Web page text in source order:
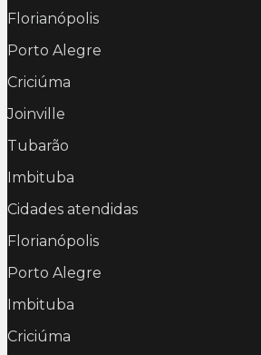
Florianópolis
Porto Alegre
Criciúma
Joinville
Tubarão
Imbituba
Cidades atendidas
Florianópolis
Porto Alegre
Imbituba
Criciúma